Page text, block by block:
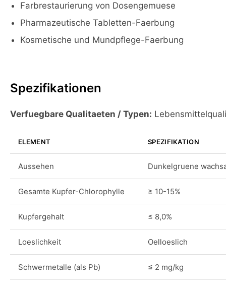
Farbrestaurierung von Dosengemuese
Pharmazeutische Tabletten-Faerbung
Kosmetische und Mundpflege-Faerbung
Spezifikationen
Verfuegbare Qualitaeten / Typen:
ELEMENT SPEZIFIKATION
Aussehen Dunkelgruene
Gesamte Kupfer-Chlorophylle ≥ 10-15%
Kupfergehalt ≤ 8,0%
Loeslichkeit Oelloeslich
Schwermetalle (als Pb) ≤ 2 mg/kg